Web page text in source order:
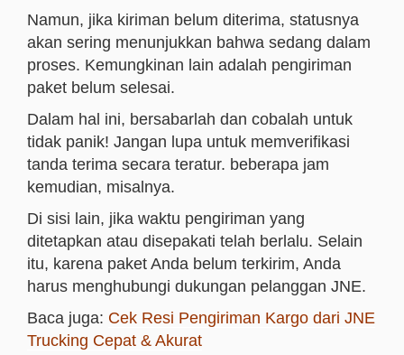
Namun, jika kiriman belum diterima, statusnya
akan sering menunjukkan bahwa sedang dalam
proses. Kemungkinan lain adalah pengiriman
paket belum selesai.
Dalam hal ini, bersabarlah dan cobalah untuk
tidak panik! Jangan lupa untuk memverifikasi
tanda terima secara teratur. beberapa jam
kemudian, misalnya.
Di sisi lain, jika waktu pengiriman yang
ditetapkan atau disepakati telah berlalu. Selain
itu, karena paket Anda belum terkirim, Anda
harus menghubungi dukungan pelanggan JNE.
Baca juga: Cek Resi Pengiriman Kargo dari JNE
Trucking Cepat & Akurat